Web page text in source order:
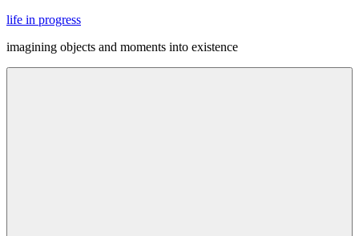
Skip
content
life in progress
imagining objects and moments into existence